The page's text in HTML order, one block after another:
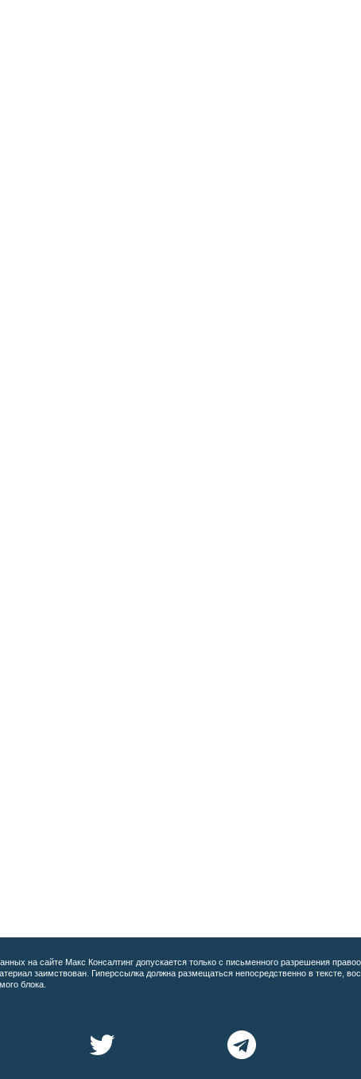
на сайте Макс Консалтинг допускается только с письменного разрешения
заимствован. Гиперссылка должна размещаться непосредственно в тексте,
блока.